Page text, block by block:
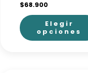
producto
$68.900
Elegir
opciones